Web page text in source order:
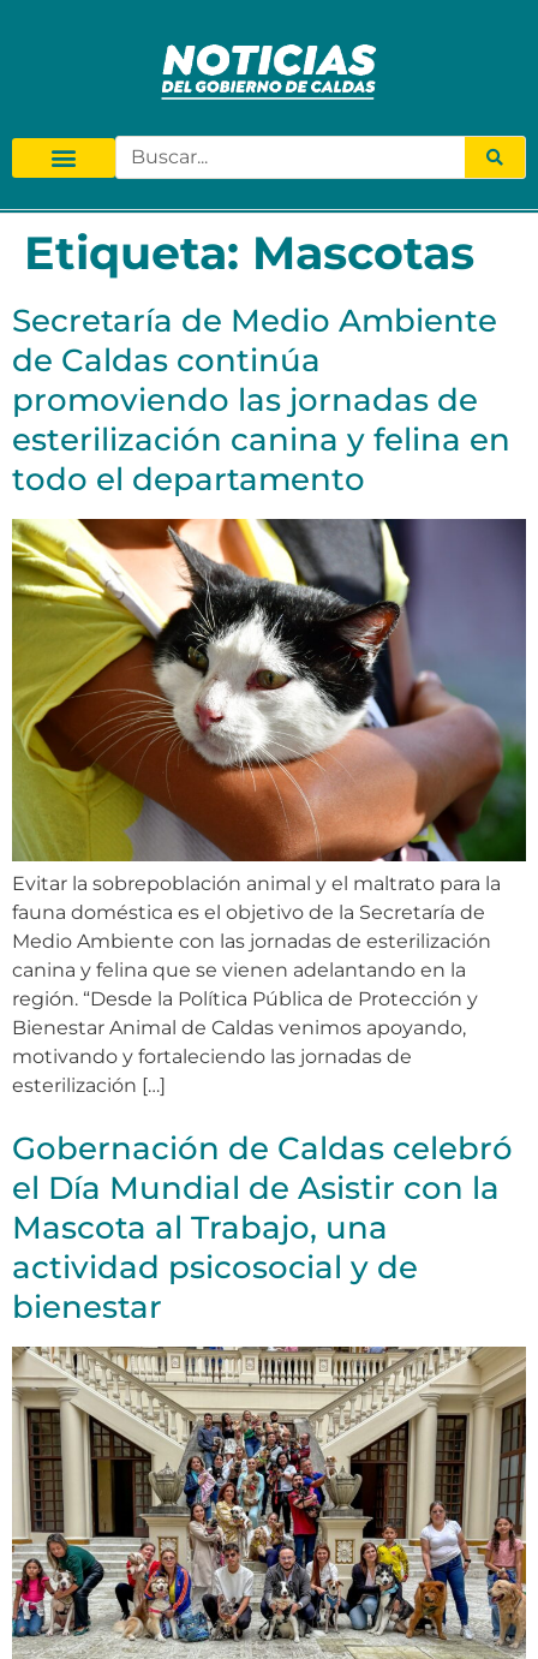
Etiqueta: Mascotas
Secretaría de Medio Ambiente
de Caldas continúa
promoviendo las jornadas de
esterilización canina y felina en
todo el departamento
Evitar la sobrepoblación animal y el maltrato para la
fauna doméstica es el objetivo de la Secretaría de
Medio Ambiente con las jornadas de esterilización
canina y felina que se vienen adelantando en la
región. “Desde la Política Pública de Protección y
Bienestar Animal de Caldas venimos apoyando,
motivando y fortaleciendo las jornadas de
esterilización […]
Gobernación de Caldas celebró
el Día Mundial de Asistir con la
Mascota al Trabajo, una
actividad psicosocial y de
bienestar